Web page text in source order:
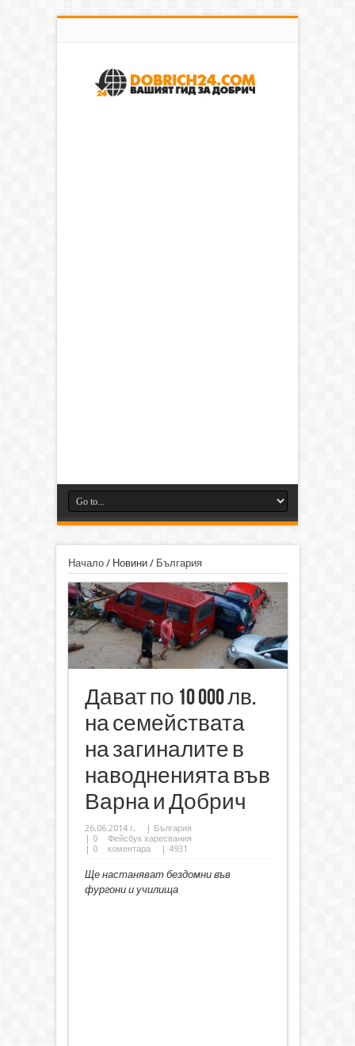
Начало/ Новини/ България
Дават по 10 000 лв.
на семействата
на загиналите в
наводненията във
Варна и Добрич
26.06.2014 г. | България
| 0
Фейсбук харесвания
| 0 коментара | 4931
Ще настаняват бездомни във
фургони и училища